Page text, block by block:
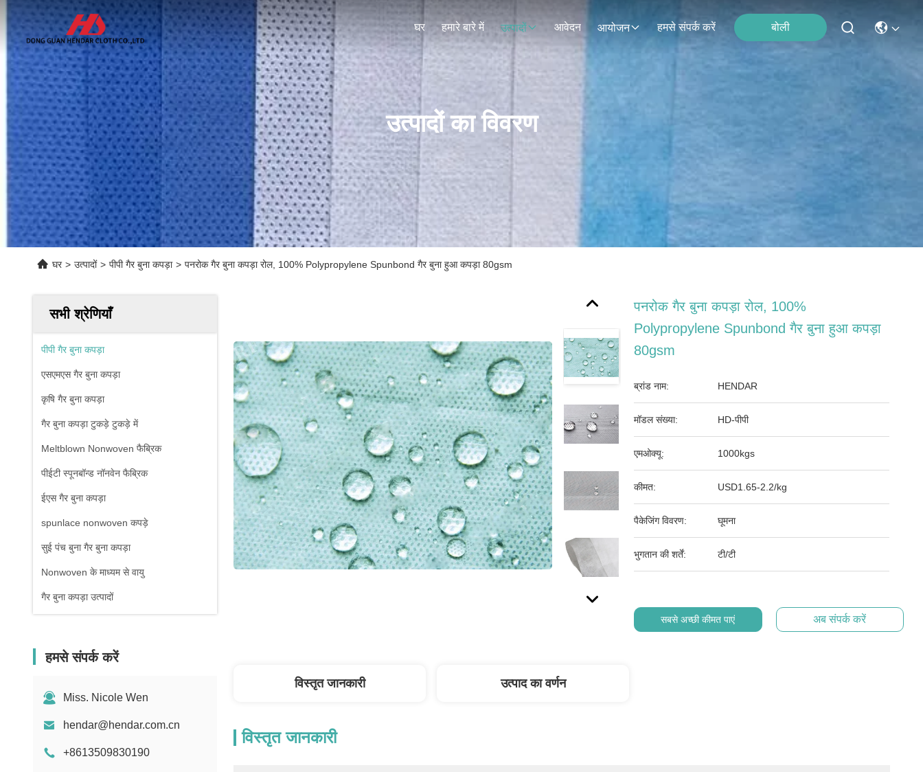
घर हमारे बारे में उत्पादों आवेदन आयोजन हमसे संपर्क करें बोली
उत्पादों का विवरण
घर > उत्पादों > पीपी गैर बुना कपड़ा > पनरोक गैर बुना कपड़ा रोल, 100% Polypropylene Spunbond गैर बुना हुआ कपड़ा 80gsm
सभी श्रेणियाँ
पीपी गैर बुना कपड़ा
एसएमएस गैर बुना कपड़ा
कृषि गैर बुना कपड़ा
गैर बुना कपड़ा टुकड़े टुकड़े में
Meltblown Nonwoven फैब्रिक
पीईटी स्पूनबॉन्ड नॉनवेन फैब्रिक
ईएस गैर बुना कपड़ा
spunlace nonwoven कपड़े
सुई पंच बुना गैर बुना कपड़ा
Nonwoven के माध्यम से वायु
गैर बुना कपड़ा उत्पादों
हमसे संपर्क करें
Miss. Nicole Wen
hendar@hendar.com.cn
+8613509830190
पनरोक गैर बुना कपड़ा रोल, 100%
Polypropylene Spunbond गैर बुना हुआ कपड़ा
80gsm
ब्रांड नाम: HENDAR
मॉडल संख्या: HD-पीपी
एमओक्यू: 1000kgs
कीमत: USD1.65-2.2/kg
पैकेजिंग विवरण: घूमना
भुगतान की शर्तें: टी/टी
सबसे अच्छी कीमत पाएं अब संपर्क करें
विस्तृत जानकारी उत्पाद का वर्णन
विस्तृत जानकारी